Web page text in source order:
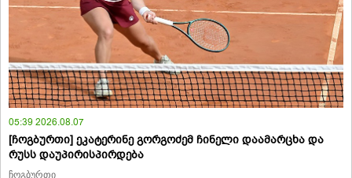
05:39 2026.08.07
[ჩოგბურთი] ეკატერინე გორგოძემ ჩინელი დაამარცხა და
რუსს დაუპირისპირდება
ჩოგბურთი